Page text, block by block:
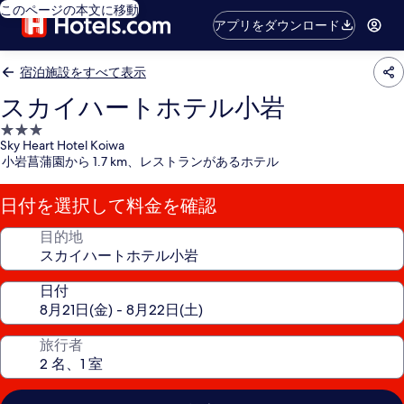
このページの本文に移動
アプリをダウンロード
宿泊施設をすべて表示
スカイハートホテル小岩
3.0
つ
星
宿
泊
施
Sky Heart Hotel Koiwa
小岩菖蒲園から 1.7 km、レストランがあるホテル
日付を選択して料金を確認
目的地
日付
旅行者